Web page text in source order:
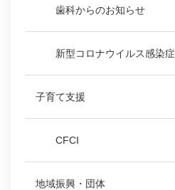
歯科からのお知らせ
新型コロナウイルス感染症
子育て支援
CFCI
地域振興・団体